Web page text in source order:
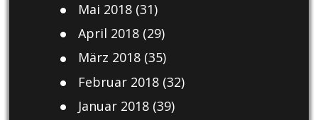
Mai 2018(31)
April 2018(29)
März 2018(35)
Februar 2018(32)
Januar 2018(39)